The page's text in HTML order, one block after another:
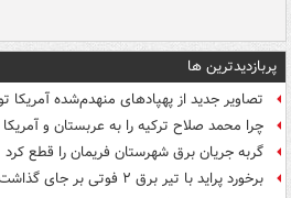
پربازدیدترین ها
تصاویر جدید از پهپادهای منهدم‌شده آمریکا
چرا محمد صلاح ترکیه را به عربستان و
گربه جریان برق شهرستان فریمان را قطع کرد
برخورد پراید با تیر برق ۲ فوتی بر جای گذاشت